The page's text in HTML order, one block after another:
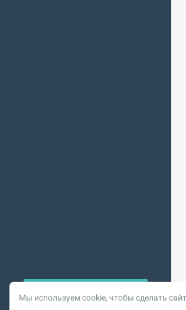
Мы используем cookie, чтобы сделать